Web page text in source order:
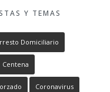
Y TEMAS
Domiciliario
Centena
Coronavirus